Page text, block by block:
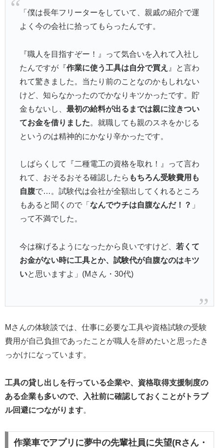
「僕は長年フリーターをしていて、親戚の紹介で運
よく今の会社に拾ってもらったんです。
『職人を目指すぞー！』って気合いを入れて入社し
たんですが『作業に使う工具は自分で買え 』と言わ
れて驚きました。当たり前のことなのかもしれない
けど、知らなかったのでかなりキツかったです。貯
金もないし、 最初の給料が出るまでは親に泣きつい
てお金を借りました。就職しても親のスネをかじる
というのは精神的にかなり辛かったです。
しばらくして『二種電工の資格を取れ！』って言わ
れて、おそるおそる確認したら もちろん受験費用も
自腹で…。試験代は会社が全額出してくれるところ
もあると聞くので「 なんでウチは自腹なんだ！？ 」
って不満でした。
今は稼げるようになったから良いですけど、 若くて
お金がない時に工具とか、試験代が自腹なのはキツ
いと思いますよ」(Mさん・30代)
Mさんの体験談では、仕事に必要な工具や資格試験の受験
費用が自己負担であったことが職人を辞めたいと思ったき
っかけになっています。
工具の貸し出しを行っている企業や、資格取得支援制度の
ある企業も多いので、入社前に確認しておくことがトラブ
ル回避につながります。
作業車でアプリに夢中の先輩社員に失望(Rさん・